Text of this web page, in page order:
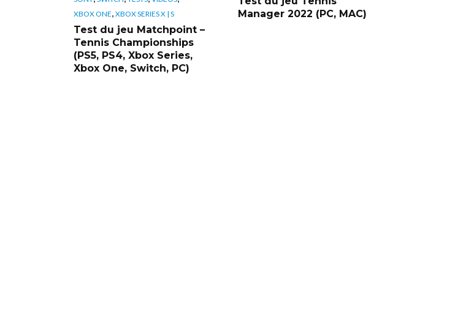
XBOX ONE, XBOX SERIES X | S
Test du jeu Matchpoint –
Tennis Championships
(PS5, PS4, Xbox Series,
Xbox One, Switch, PC)
Manager 2022 (PC, MAC)